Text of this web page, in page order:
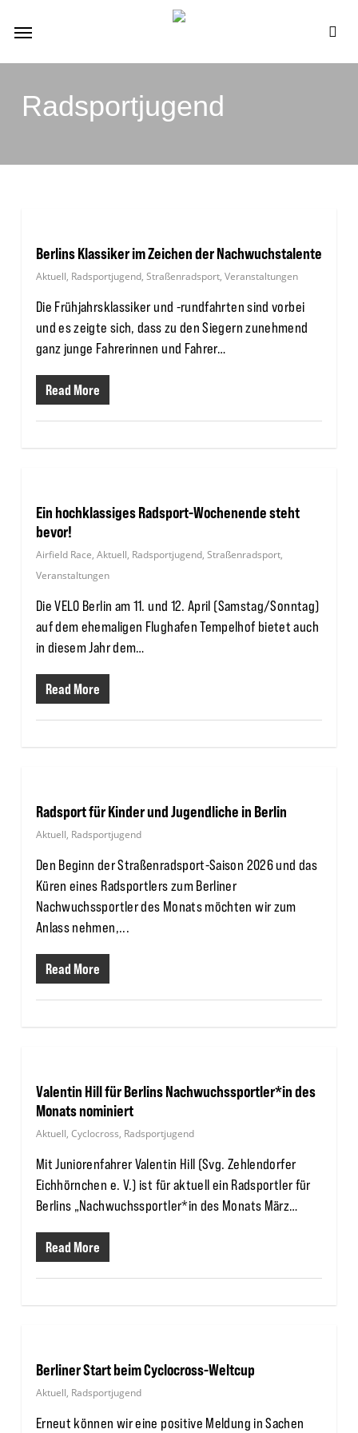
Menu
Radsportjugend
Berlins Klassiker im Zeichen der Nachwuchstalente
Aktuell, Radsportjugend, Straßenradsport, Veranstaltungen
Die Frühjahrsklassiker und -rundfahrten sind vorbei
und es zeigte sich, dass zu den Siegern zunehmend
ganz junge Fahrerinnen und Fahrer…
Read More
Ein hochklassiges Radsport-Wochenende steht
bevor!
Airfield Race, Aktuell, Radsportjugend, Straßenradsport,
Veranstaltungen
Die VELO Berlin am 11. und 12. April (Samstag/Sonntag)
auf dem ehemaligen Flughafen Tempelhof bietet auch
in diesem Jahr dem…
Read More
Radsport für Kinder und Jugendliche in Berlin
Aktuell, Radsportjugend
Den Beginn der Straßenradsport-Saison 2026 und das
Küren eines Radsportlers zum Berliner
Nachwuchssportler des Monats möchten wir zum
Anlass nehmen,...
Read More
Valentin Hill für Berlins Nachwuchssportler*in des
Monats nominiert
Aktuell, Cyclocross, Radsportjugend
Mit Juniorenfahrer Valentin Hill (Svg. Zehlendorfer
Eichhörnchen e. V.) ist für aktuell ein Radsportler für
Berlins „Nachwuchssportler*in des Monats März…
Read More
Berliner Start beim Cyclocross-Weltcup
Aktuell, Radsportjugend
Erneut können wir eine positive Meldung in Sachen